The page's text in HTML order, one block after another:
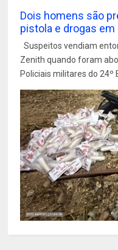
Dois homens são
pistola e drogas em
Suspeitos vendiam
Zenith quando foram
Policiais militares do 24º